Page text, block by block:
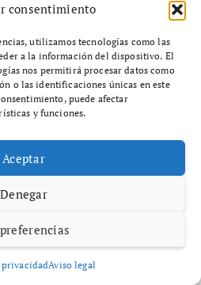
consentimiento
utilizamos tecnologías como las
a la información del dispositivo. El
nos permitirá procesar datos como
o las identificaciones únicas en este
puede afectar
y funciones.
Aceptar
Denegar
Aviso legal
Diccionario
y cómo afecta el
en tu
por qué es importante en
¿Qué es el zoning y por
el desarrollo urbano? El